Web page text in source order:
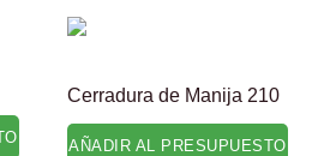
Cerradura de Manija 210
AÑADIR AL PRESUPUESTO